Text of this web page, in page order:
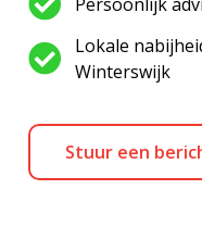
Lokale
Winterswijk
Stuur een